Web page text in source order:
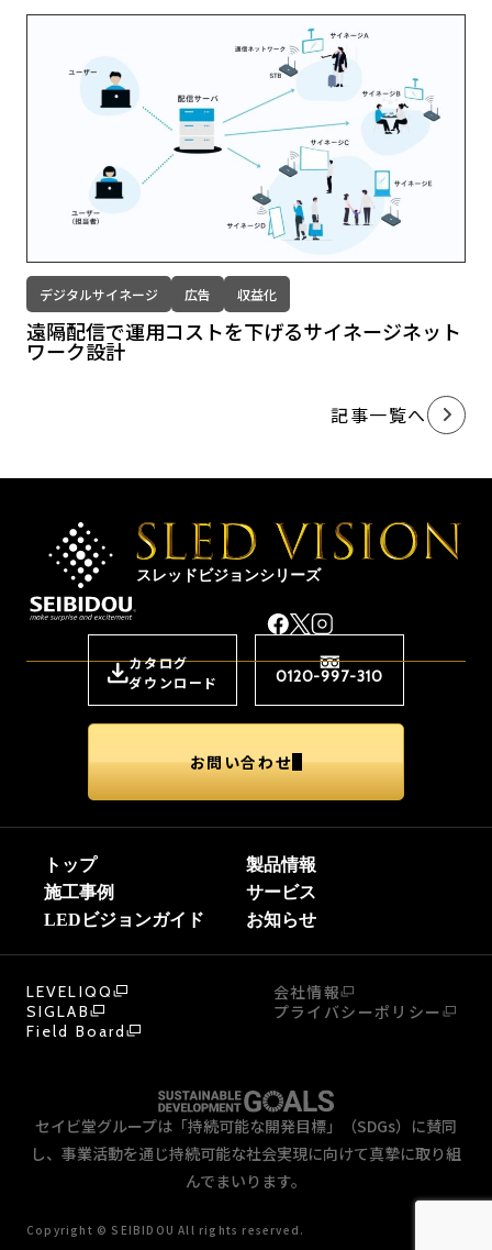
記事一覧へ
デジタルサイネージ 広告 収益化
遠隔配信で運用コストを下げるサイネージネット
ワーク設計
スレッドビジョンシリーズ
カタログ
ダウンロード
0120-997-310
お問い合わせ
トップ
製品情報
施工事例
サービス
LEDビジョンガイド
お知らせ
LEVELIQQ
SIGLAB
Field Board
セイビ堂グループは「持続可能な開発目標」（SDGs）に賛同
し、事業活動を通じ持続可能な社会実現に向けて真摯に取り組
んでまいります。
Copyright © SEIBIDOU All rights reserved.
会社情報
プライバシーポリシー